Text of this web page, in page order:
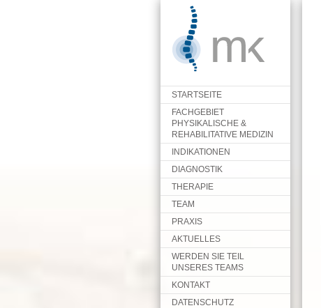
MENU
STARTSEITE
FACHGEBIET
PHYSIKALISCHE &
REHABILITATIVE MEDIZIN
INDIKATIONEN
DIAGNOSTIK
THERAPIE
TEAM
PRAXIS
AKTUELLES
WERDEN SIE TEIL
UNSERES TEAMS
KONTAKT
DATENSCHUTZ